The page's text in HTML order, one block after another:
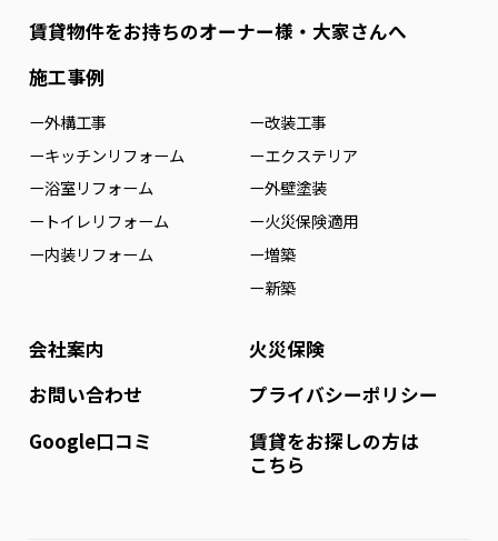
賃貸物件をお持ちのオーナー様・大家さんへ
施工事例
ー外構工事
ーキッチンリフォーム
ー浴室リフォーム
ートイレリフォーム
ー内装リフォーム
ー改装工事
ーエクステリア
ー外壁塗装
ー火災保険適用
ー増築
ー新築
会社案内
火災保険
お問い合わせ
プライバシーポリシー
Google口コミ
賃貸をお探しの方は
こちら